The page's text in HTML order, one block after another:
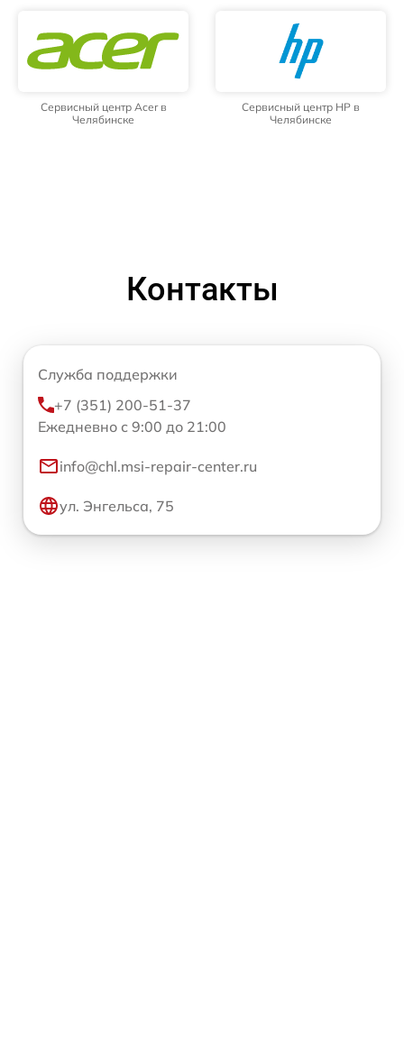
Сервисный центр Acer в
Челябинске
Сервисный центр HP в
Челябинске
Контакты
Служба поддержки
+7 (351) 200-51-37
Ежедневно с 9:00 до 21:00
info@chl.msi-repair-center.ru
ул. Энгельса, 75